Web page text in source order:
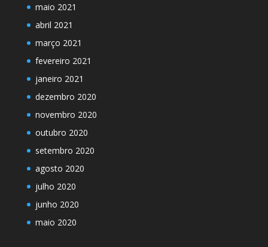
maio 2021
abril 2021
março 2021
fevereiro 2021
janeiro 2021
dezembro 2020
novembro 2020
outubro 2020
setembro 2020
agosto 2020
julho 2020
junho 2020
maio 2020